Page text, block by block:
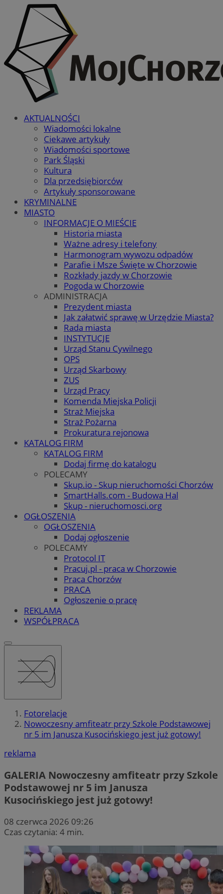
AKTUALNOŚCI
Wiadomości lokalne
Ciekawe artykuły
Wiadomości sportowe
Park Śląski
Kultura
Dla przedsiębiorców
Artykuły sponsorowane
KRYMINALNE
MIASTO
INFORMACJE O MIEŚCIE
Historia miasta
Ważne adresy i telefony
Harmonogram wywozu odpadów
Parafie i Msze Święte w Chorzowie
Rozkłady jazdy w Chorzowie
Pogoda w Chorzowie
ADMINISTRACJA
Prezydent miasta
Jak załatwić sprawę w Urzędzie Miasta?
Rada miasta
INSTYTUCJE
Urząd Stanu Cywilnego
OPS
Urząd Skarbowy
ZUS
Urząd Pracy
Komenda Miejska Policji
Straż Miejska
Straż Pożarna
Prokuratura rejonowa
KATALOG FIRM
KATALOG FIRM
Dodaj firmę do katalogu
POLECAMY
Skup.io - Skup nieruchomości Chorzów
SmartHalls.com - Budowa Hal
Skup - nieruchomosci.org
OGŁOSZENIA
OGŁOSZENIA
Dodaj ogłoszenie
POLECAMY
Protocol IT
Pracuj.pl - praca w Chorzowie
Praca Chorzów
PRACA
Ogłoszenie o pracę
REKLAMA
WSPÓŁPRACA
Fotorelacje
Nowoczesny amfiteatr przy Szkole Podstawowej
nr 5 im Janusza Kusocińskiego jest już gotowy!
reklama
GALERIA Nowoczesny amfiteatr przy Szkole
Podstawowej nr 5 im Janusza
Kusocińskiego jest już gotowy!
08 czerwca 2026 09:26
Czas czytania: 4 min.